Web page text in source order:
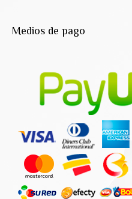
Medios de pago